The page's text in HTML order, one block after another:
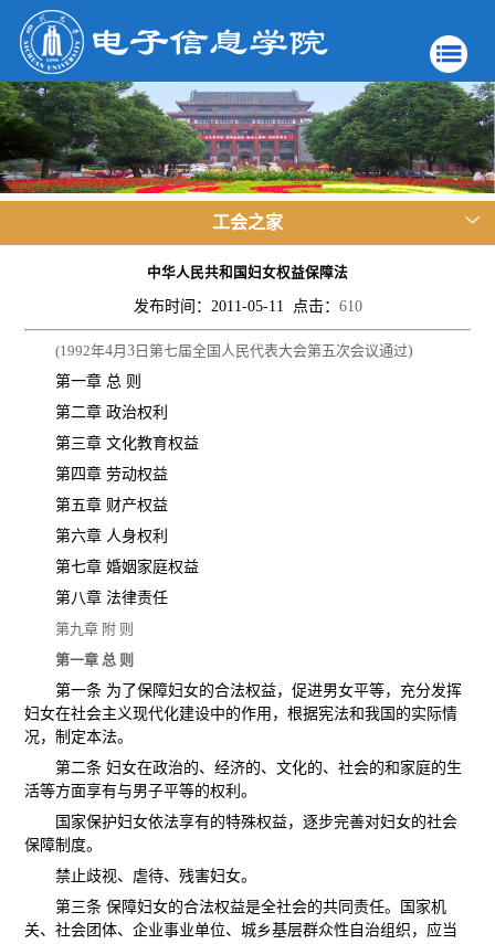
工会之家
中华人民共和国妇女权益保障法
发布时间：2011-05-11 点击： 610
(1992年4月3 日第七届全国人民代表大会第五次会议通过)
第一章 总 则
第二章 政治权利
第三章 文化教育权益
第四章 劳动权益
第五章 财产权益
第六章 人身权利
第七章 婚姻家庭权益
第八章 法律责任
第九章 附 则
第一章 总 则
第一条 为了保障妇女的合法权益，促进男女平等，充分发挥
妇女在社会主义现代化建设中的作用，根据宪法和我国的实际情
况，制定本法。
第二条 妇女在政治的、经济的、文化的、社会的和家庭的生
活等方面享有与男子平等的权利。
国家保护妇女依法享有的特殊权益，逐步完善对妇女的社会
保障制度。
禁止歧视、虐待、残害妇女。
第三条 保障妇女的合法权益是全社会的共同责任。国家机
关、社会团体、企业事业单位、城乡基层群众性自治组织，应当